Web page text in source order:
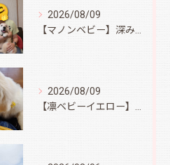
2026/08/09
【マノンベビー】深みどり君
2026/08/09
【凛ベビーイエロー】スィートコテージへ